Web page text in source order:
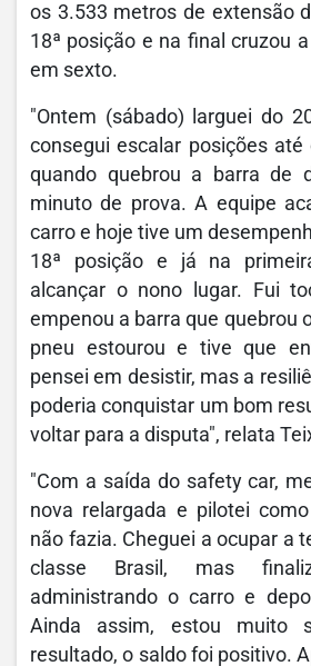
os 3.533 metros de extensão
18ª posição e na final cruzou
em sexto.
"Ontem (sábado) larguei do
consegui escalar posições
quando quebrou a barra de
minuto de prova. A equipe
carro e hoje tive um
18ª posição e já na
alcançar o nono lugar. Fui
empenou a barra que quebrou
pneu estourou e tive que
pensei em desistir, mas a
poderia conquistar um bom
voltar para a disputa", relata
"Com a saída do safety car,
nova relargada e pilotei
não fazia. Cheguei a ocupar a
classe Brasil, mas
administrando o carro e
Ainda assim, estou muito
resultado, o saldo foi positivo.